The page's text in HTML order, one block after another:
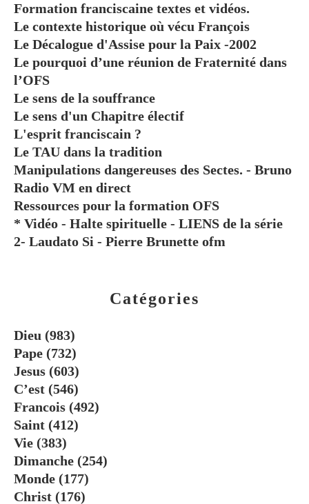
Catégories
Dieu (983)
Pape (732)
Jesus (603)
C’est (546)
Francois (492)
Saint (412)
Vie (383)
Dimanche (254)
Monde (177)
Christ (176)
Formation franciscaine textes et vidéos.
Le contexte historique où vécu François
Le Décalogue d'Assise pour la Paix -2002
Le pourquoi d’une réunion de Fraternité dans
l’OFS
Le sens de la souffrance
Le sens d'un Chapitre électif
L'esprit franciscain ?
Le TAU dans la tradition
Manipulations dangereuses des Sectes. - Bruno
Radio VM en direct
Ressources pour la formation OFS
* Vidéo - Halte spirituelle - LIENS de la série
2- Laudato Si - Pierre Brunette ofm